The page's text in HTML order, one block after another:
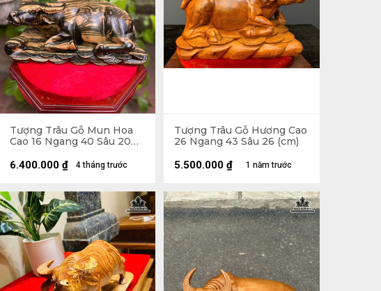
Tượng Trâu Gỗ Mun Hoa
Cao 16 Ngang 40 Sâu 20
4 tháng trước
6.400.000 ₫
Tượng Trâu Gỗ Hương Cao
26 Ngang 43 Sâu 26 (cm)
1 năm trước
5.500.000 ₫